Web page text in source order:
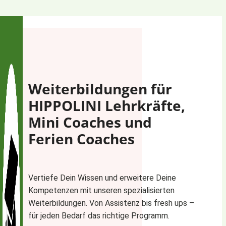
Weiterbildungen für
HIPPOLINI Lehrkräfte,
Mini Coaches und
Ferien Coaches
Vertiefe Dein Wissen und erweitere Deine
Kompetenzen mit unseren spezialisierten
Weiterbildungen. Von Assistenz bis fresh ups –
für jeden Bedarf das richtige Programm.